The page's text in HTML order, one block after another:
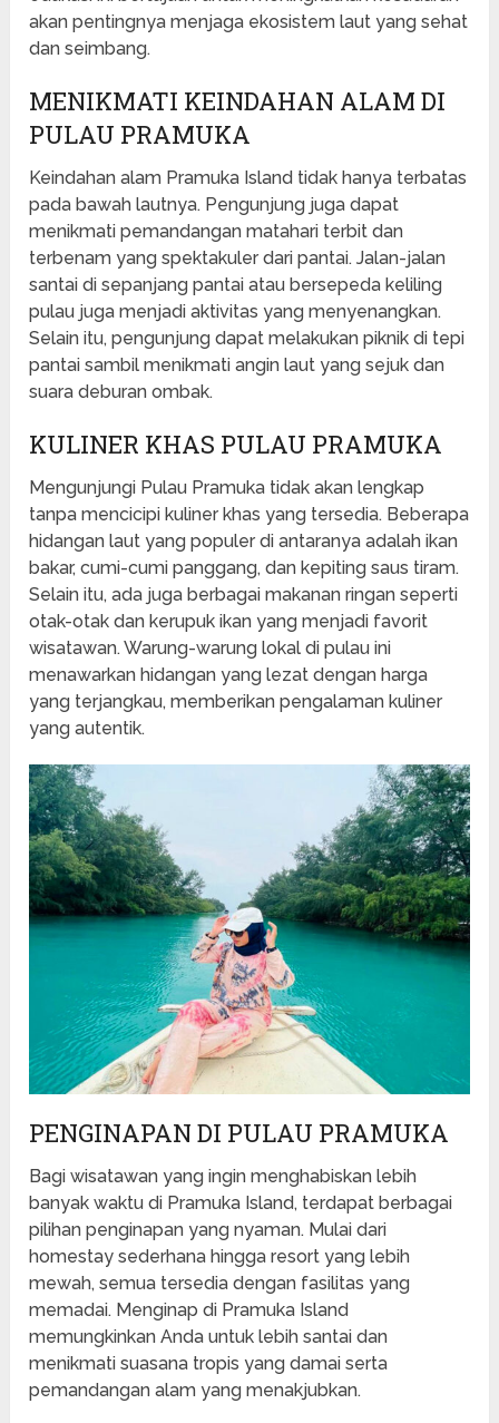
akan pentingnya menjaga ekosistem laut yang sehat
dan seimbang.
MENIKMATI KEINDAHAN ALAM DI
PULAU PRAMUKA
Keindahan alam Pramuka Island tidak hanya terbatas
pada bawah lautnya. Pengunjung juga dapat
menikmati pemandangan matahari terbit dan
terbenam yang spektakuler dari pantai. Jalan-jalan
santai di sepanjang pantai atau bersepeda keliling
pulau juga menjadi aktivitas yang menyenangkan.
Selain itu, pengunjung dapat melakukan piknik di tepi
pantai sambil menikmati angin laut yang sejuk dan
suara deburan ombak.
KULINER KHAS PULAU PRAMUKA
Mengunjungi Pulau Pramuka tidak akan lengkap
tanpa mencicipi kuliner khas yang tersedia. Beberapa
hidangan laut yang populer di antaranya adalah ikan
bakar, cumi-cumi panggang, dan kepiting saus tiram.
Selain itu, ada juga berbagai makanan ringan seperti
otak-otak dan kerupuk ikan yang menjadi favorit
wisatawan. Warung-warung lokal di pulau ini
menawarkan hidangan yang lezat dengan harga
yang terjangkau, memberikan pengalaman kuliner
yang autentik.
PENGINAPAN DI PULAU PRAMUKA
Bagi wisatawan yang ingin menghabiskan lebih
banyak waktu di Pramuka Island, terdapat berbagai
pilihan penginapan yang nyaman. Mulai dari
homestay sederhana hingga resort yang lebih
mewah, semua tersedia dengan fasilitas yang
memadai. Menginap di Pramuka Island
memungkinkan Anda untuk lebih santai dan
menikmati suasana tropis yang damai serta
pemandangan alam yang menakjubkan.